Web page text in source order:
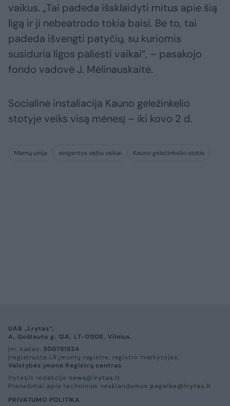
vaikus. „Tai padeda išsklaidyti mitus apie šią
ligą ir ji nebeatrodo tokia baisi. Be to, tai
padeda išvengti patyčių, su kuriomis
susiduria ligos paliesti vaikai“, – pasakojo
fondo vadovė J. Mėlinauskaitė.
Socialinė instaliacija Kauno geležinkelio
stotyje veiks visą mėnesį – iki kovo 2 d.
Mamų unija sergantys vėžiu vaikai Kauno geležinkelio stotis
UAB „Lrytas“,
A. Goštauto g. 12A, LT-01108, Vilnius.
Įm. kodas: 300781534
Įregistruota LR įmonių registre, registro tvarkytojas:
Valstybės įmonė Registrų centras
lrytas.lt redakcija news@lrytas.lt
Pranešimai apie techninius nesklandumus pagalba@lrytas.lt
PRIVATUMO POLITIKA